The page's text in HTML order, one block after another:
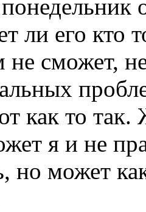
ли его кто
не сможет,
как то так.
я и не
но может